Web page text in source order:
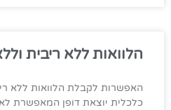
הלוואות ללא ריבית
האפשרות לקבלת הלוואות ללא
כלכלית יוצאת דופן המאפשרת